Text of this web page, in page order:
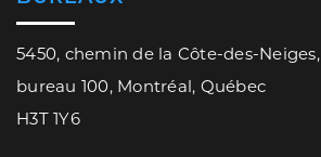
5450, chemin de la Côte-des-Neiges,
bureau 100, Montréal, Québec
H3T 1Y6